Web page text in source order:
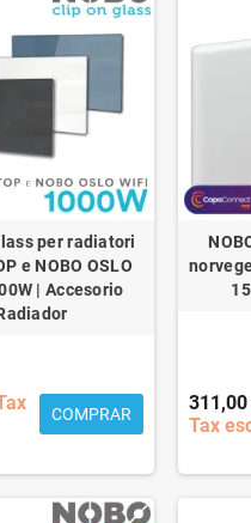
per radiatori
e NOBO OSLO
| Accesorio
COMPRAR
311,00
Tax